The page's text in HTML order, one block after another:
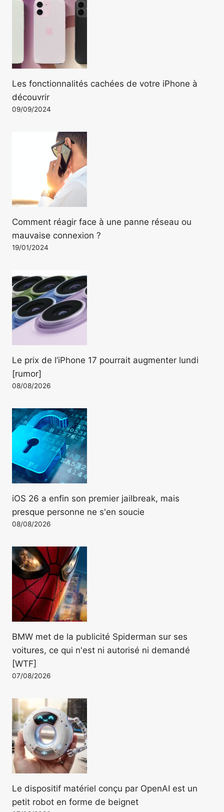
Les fonctionnalités cachées de votre iPhone à
découvrir
09/09/2024
Comment réagir face à une panne réseau ou
mauvaise connexion ?
19/01/2024
Le prix de l’iPhone 17 pourrait augmenter lundi
[rumor]
08/08/2026
iOS 26 a enfin son premier jailbreak, mais
presque personne ne s'en soucie
08/08/2026
BMW met de la publicité Spiderman sur ses
voitures, ce qui n'est ni autorisé ni demandé
[WTF]
07/08/2026
Le dispositif matériel conçu par OpenAI est un
petit robot en forme de beignet